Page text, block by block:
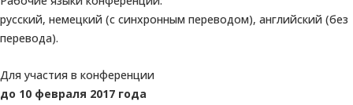
русский, немецкий (с синхронным переводом), английский (без
перевода).
Для участия в конференции
до 10 февраля 2017 года